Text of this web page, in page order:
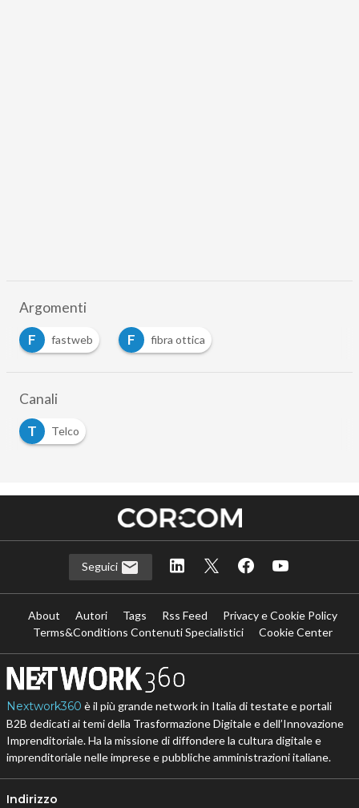
Argomenti
F
fastweb F fibra ottica
Canali
T
Telco
Seguici
About Autori Tags Rss Feed
Privacy e Cookie Policy
Terms&Conditions Contenuti Specialistici
Cookie Center
Nextwork360 è il più grande network in Italia di testate e portali
B2B dedicati ai temi della Trasformazione Digitale e dell’Innovazione
Imprenditoriale. Ha la missione di diffondere la cultura digitale e
imprenditoriale nelle imprese e pubbliche amministrazioni italiane.
Indirizzo